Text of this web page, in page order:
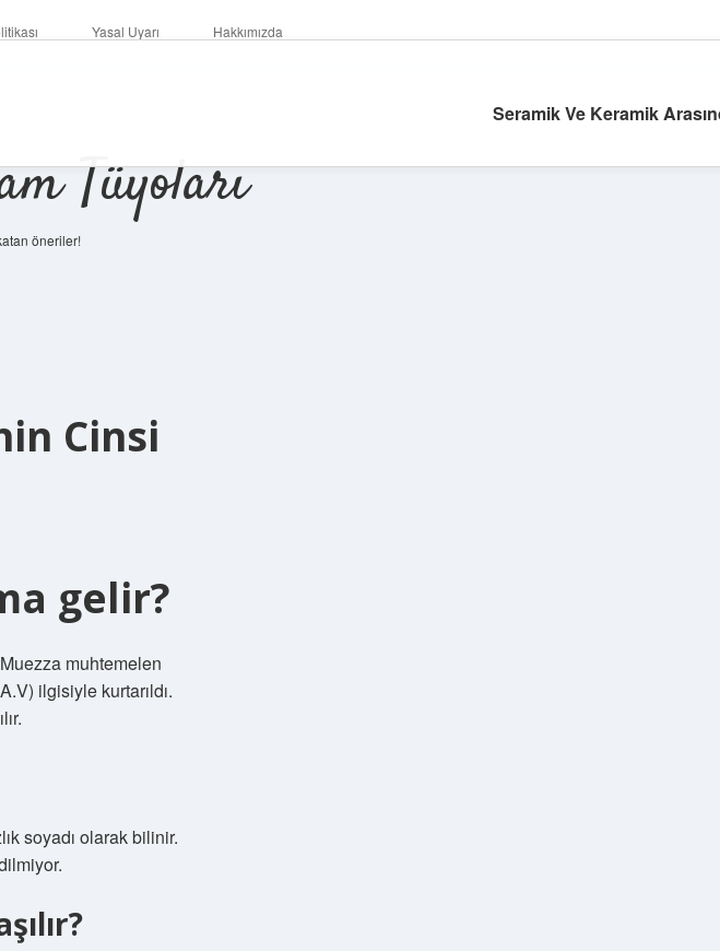
Yasal Uyarı Hakkımızda
Tüyoları
öneriler!
Cinsi
gelir?
muhtemelen
ilgisiyle kurtarıldı.
soyadı olarak bilinir.
Seramik Ve Keramik